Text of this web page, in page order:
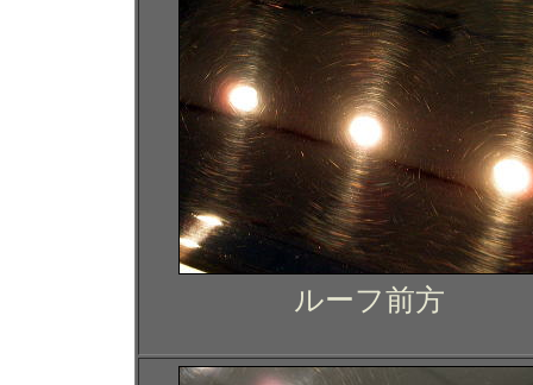
ルーフ前方